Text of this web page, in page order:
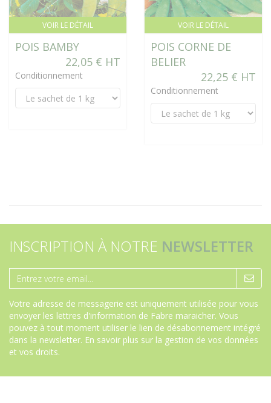
VOIR LE DÉTAIL
POIS BAMBY
22,05 € HT
Conditionnement
VOIR LE DÉTAIL
POIS CORNE DE
BELIER
22,25 € HT
Conditionnement
INSCRIPTION À NOTRE NEWSLETTER
Votre adresse de messagerie est uniquement utilisée pour vous
envoyer les lettres d'information de Fabre maraicher. Vous
pouvez à tout moment utiliser le lien de désabonnement intégré
dans la newsletter. En savoir plus sur la gestion de vos données
et vos droits.